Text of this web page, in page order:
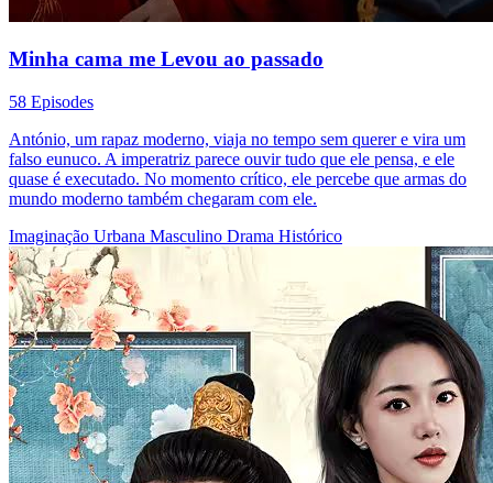
Minha cama me Levou ao passado
58 Episodes
António, um rapaz moderno, viaja no tempo sem querer e vira um
falso eunuco. A imperatriz parece ouvir tudo que ele pensa, e ele
quase é executado. No momento crítico, ele percebe que armas do
mundo moderno também chegaram com ele.
Imaginação Urbana Masculino Drama Histórico